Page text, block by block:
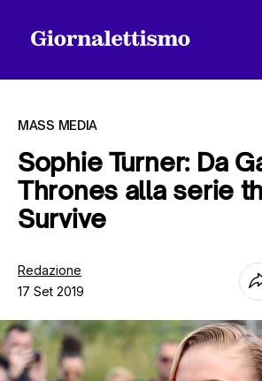
Tutti gli articoli
Chi siamo
Contatti
MASS MEDIA
Sophie Turner: Da
Thrones alla serie
Survive
Redazione
17 Set 2019